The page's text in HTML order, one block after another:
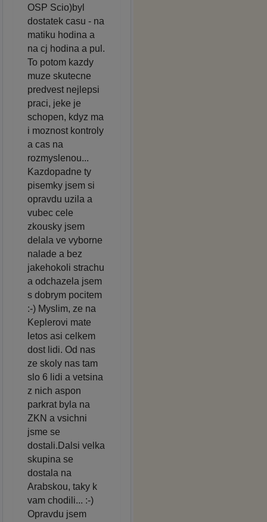
OSP Scio)byl
dostatek casu - na
matiku hodina a
na cj hodina a pul.
To potom kazdy
muze skutecne
predvest nejlepsi
praci, jeke je
schopen, kdyz ma
i moznost kontroly
a cas na
rozmyslenou...
Kazdopadne ty
pisemky jsem si
opravdu uzila a
vubec cele
zkousky jsem
delala ve vyborne
nalade a bez
jakehokoli strachu
a odchazela jsem
s dobrym pocitem
:-) Myslim, ze na
Keplerovi mate
letos asi celkem
dost lidi. Od nas
ze skoly nas tam
slo 6 lidi a vetsina
z nich aspon
parkrat byla na
ZKN a vsichni
jsme se
dostali.Dalsi velka
skupina se
dostala na
Arabskou, taky k
vam chodili... :-)
Opravdu jsem